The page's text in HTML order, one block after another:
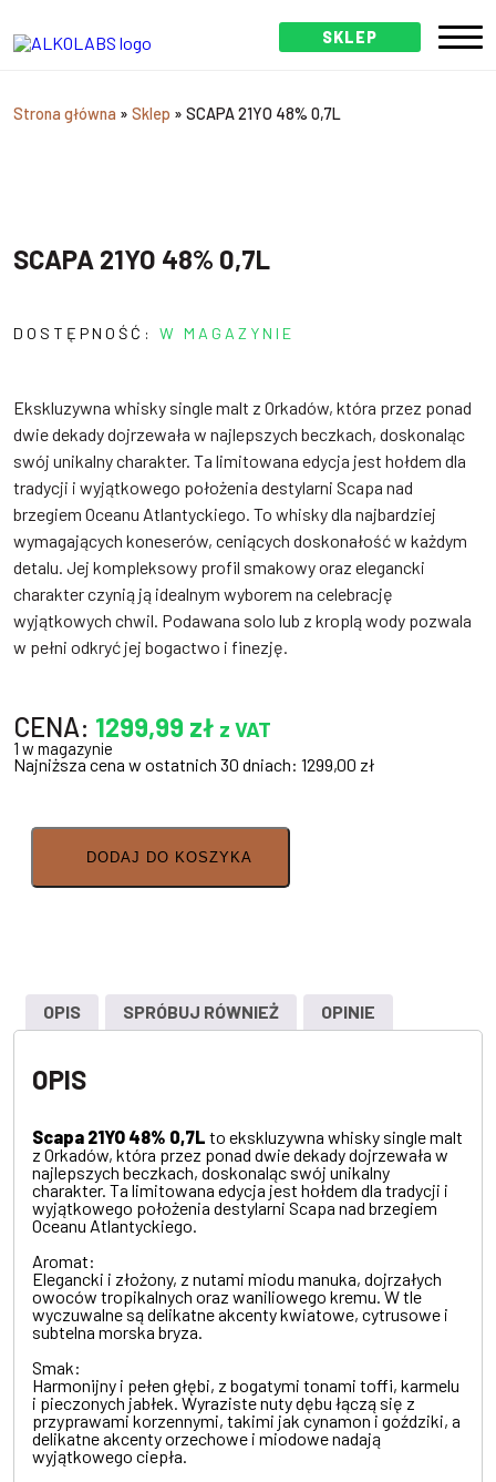
SKLEP
Strona główna » Sklep » SCAPA 21YO 48% 0,7L
SCAPA 21YO 48% 0,7L
DOSTĘPNOŚĆ: W MAGAZYNIE
Ekskluzywna whisky single malt z Orkadów, która przez ponad
dwie dekady dojrzewała w najlepszych beczkach, doskonaląc
swój unikalny charakter. Ta limitowana edycja jest hołdem dla
tradycji i wyjątkowego położenia destylarni Scapa nad
brzegiem Oceanu Atlantyckiego. To whisky dla najbardziej
wymagających koneserów, ceniących doskonałość w każdym
detalu. Jej kompleksowy profil smakowy oraz elegancki
charakter czynią ją idealnym wyborem na celebrację
wyjątkowych chwil. Podawana solo lub z kroplą wody pozwala
w pełni odkryć jej bogactwo i finezję.
CENA: 1299,99 zł z VAT
1 w magazynie
Najniższa cena w ostatnich 30 dniach: 1299,00 zł
DODAJ DO KOSZYKA
OPIS SPRÓBUJ RÓWNIEŻ OPINIE
OPIS
Scapa 21YO 48% 0,7L to ekskluzywna whisky single malt
z Orkadów, która przez ponad dwie dekady dojrzewała w
najlepszych beczkach, doskonaląc swój unikalny
charakter. Ta limitowana edycja jest hołdem dla tradycji i
wyjątkowego położenia destylarni Scapa nad brzegiem
Oceanu Atlantyckiego.
Aromat:
Elegancki i złożony, z nutami miodu manuka, dojrzałych
owoców tropikalnych oraz waniliowego kremu. W tle
wyczuwalne są delikatne akcenty kwiatowe, cytrusowe i
subtelna morska bryza.
Smak:
Harmonijny i pełen głębi, z bogatymi tonami toffi, karmelu
i pieczonych jabłek. Wyraziste nuty dębu łączą się z
przyprawami korzennymi, takimi jak cynamon i goździki, a
delikatne akcenty orzechowe i miodowe nadają
wyjątkowego ciepła.